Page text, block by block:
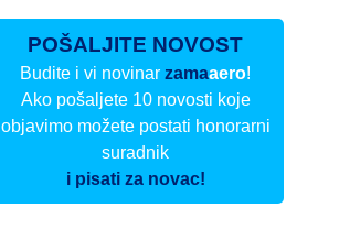
POŠALJITE NOVOST
Budite i vi novinarzamaaero!
Ako pošaljete 10 novosti koje
objavimo možete postati honorarni
suradnik
i pisati za novac!